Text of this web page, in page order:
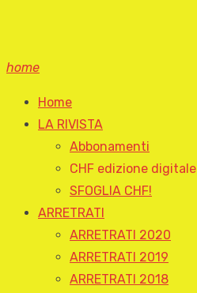
home
Home
LA RIVISTA
Abbonamenti
CHF edizione digitale
SFOGLIA CHF!
ARRETRATI
ARRETRATI 2020
ARRETRATI 2019
ARRETRATI 2018